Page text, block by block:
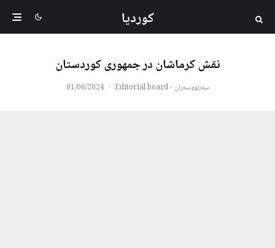
کوردیا
نقش کرماشان در جمهوری کوردستان
سەرنووسەران - Editorial board ·
01/06/2024